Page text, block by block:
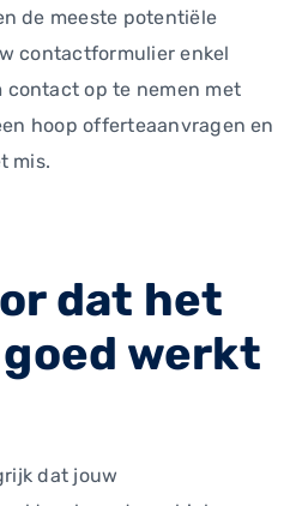
de meeste potentiële
contactformulier enkel
op te nemen met
hoop offerteaanvragen en
mis.
dat het
werkt
dat jouw